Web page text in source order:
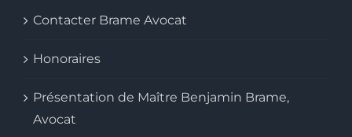
Contacter Brame Avocat
Honoraires
Présentation de Maître Benjamin Brame,
Avocat